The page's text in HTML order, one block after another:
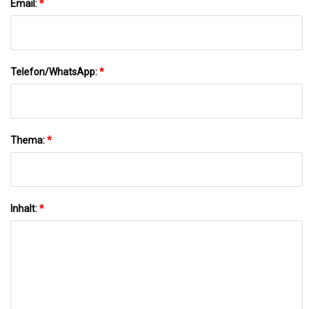
Email:*
Telefon/WhatsApp:*
Thema:*
Inhalt:*